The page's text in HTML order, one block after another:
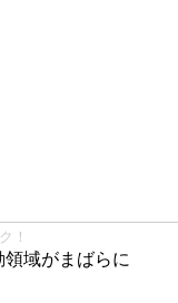
！
域がまばらに